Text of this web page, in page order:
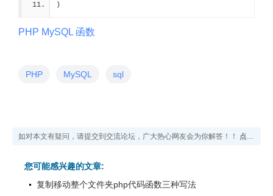
)
PHP MySQL 函数
PHP MySQL sql
如对本文有疑问，请提交到交流论坛，广大热心网友会为你解答！！ 点击进入论坛
您可能感兴趣的文章:
复制移动整个文件夹php代码函数三种写法